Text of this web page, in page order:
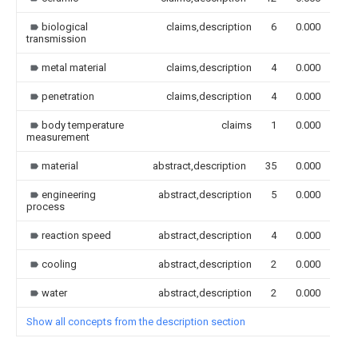
biological
transmission
claims,description 6 0.000
metal material claims,description 4 0.000
penetration claims,description 4 0.000
body temperature
measurement
claims 1 0.000
material abstract,description 35 0.000
engineering
process
abstract,description 5 0.000
reaction speed abstract,description 4 0.000
cooling abstract,description 2 0.000
water abstract,description 2 0.000
Show all concepts from the description section